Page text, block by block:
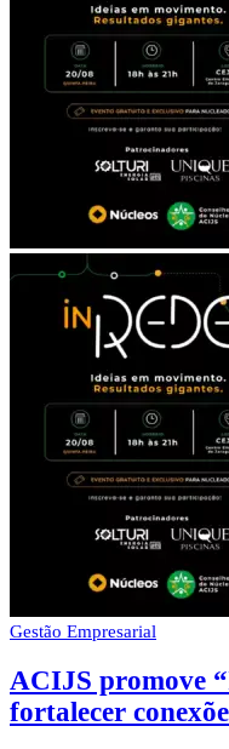
Gestão Empresarial
ACIJS promove
fortalecer